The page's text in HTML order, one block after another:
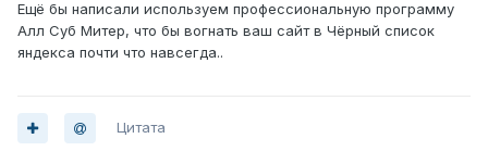
Ещё бы написали используем профессиональную программу
Алл Суб Митер, что бы вогнать ваш сайт в Чёрный список
яндекса почти что навсегда..
Цитата